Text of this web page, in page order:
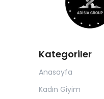
Kategoriler
Anasayfa
Kadın Giyim